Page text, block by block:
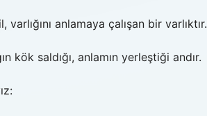
anlamaya çalışan bir varlıktır.
kök saldığı, anlamın yerleştiği andır.